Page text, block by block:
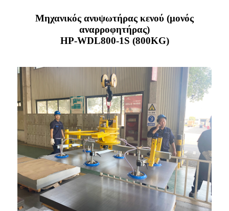
Μηχανικός ανυψωτήρας κενού (μονός
αναρροφητήρας)
HP-WDL800-1S (800KG)